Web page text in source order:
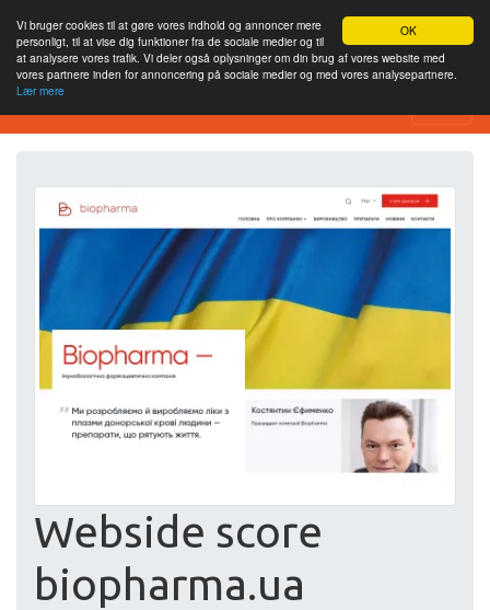
OK
Vi bruger cookies til at gøre vores indhold og annoncer mere
personligt, til at vise dig funktioner fra de sociale medier og til
at analysere vores trafik. Vi deler også oplysninger om din brug af vores website med
vores partnere inden for annoncering på sociale medier og med vores analysepartnere.
Lær mere
Værktøj til webstedsanalyse
Webside score
biopharma.ua